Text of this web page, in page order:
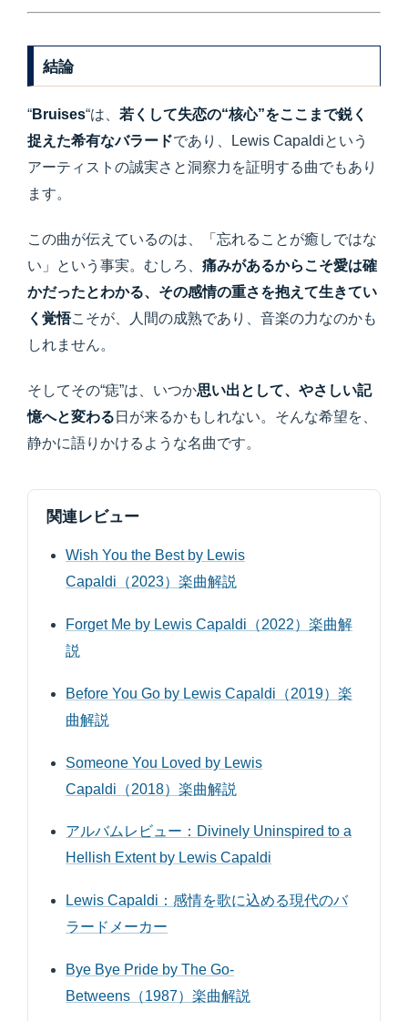
結論
“Bruises“は、 若くして失恋の“核心”をここまで鋭く
捉えた希有なバラードであり、Lewis Capaldiという
アーティストの誠実さと洞察力を証明する曲でもあり
ます。
この曲が伝えているのは、「忘れることが癒しではな
い」という事実。むしろ、 痛みがあるからこそ愛は確
かだったとわかる、その感情の重さを抱えて生きてい
く覚悟こそが、人間の成熟であり、音楽の力なのかも
しれません。
そしてその“痣”は、いつか思い出として、やさしい記
憶へと変わる 日が来るかもしれない。そんな希望を、
静かに語りかけるような名曲です。
関連レビュー
Wish You the Best by Lewis
Capaldi（2023）楽曲解説
Forget Me by Lewis Capaldi（2022）楽曲解
説
Before You Go by Lewis Capaldi（2019）楽
曲解説
Someone You Loved by Lewis
Capaldi（2018）楽曲解説
アルバムレビュー：Divinely Uninspired to a
Hellish Extent by Lewis Capaldi
Lewis Capaldi：感情を歌に込める現代のバ
ラードメーカー
Bye Bye Pride by The Go-
Betweens（1987）楽曲解説